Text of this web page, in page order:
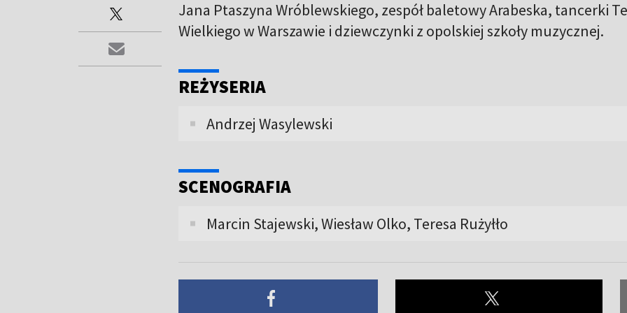
Jana Ptaszyna Wróblewskiego, zespół baletowy Arabeska, tancerki
Wielkiego w Warszawie i dziewczynki z opolskiej szkoły muzycznej.
REŻYSERIA
Andrzej Wasylewski
SCENOGRAFIA
Marcin Stajewski, Wiesław Olko, Teresa Rużyłło